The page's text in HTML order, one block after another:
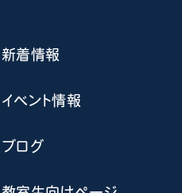
新着情報
イベント情報
ブログ